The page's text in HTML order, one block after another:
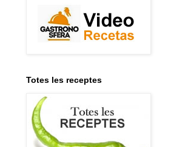
Totes les receptes